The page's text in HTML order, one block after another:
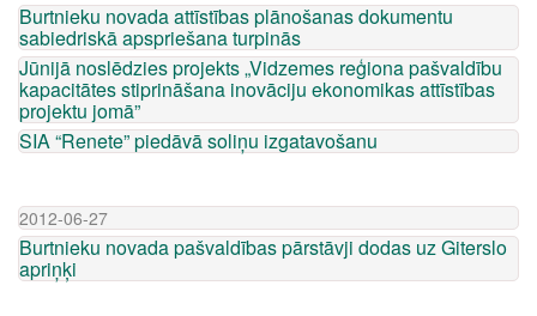
Burtnieku novada attīstības plānošanas dokumentu
sabiedriskā apspriešana turpinās
Jūnijā noslēdzies projekts „Vidzemes reģiona pašvaldību
kapacitātes stiprināšana inovāciju ekonomikas attīstības
projektu jomā”
SIA “Renete” piedāvā soliņu izgatavošanu
2012-06-27
Burtnieku novada pašvaldības pārstāvji dodas uz Giterslo
apriņķi